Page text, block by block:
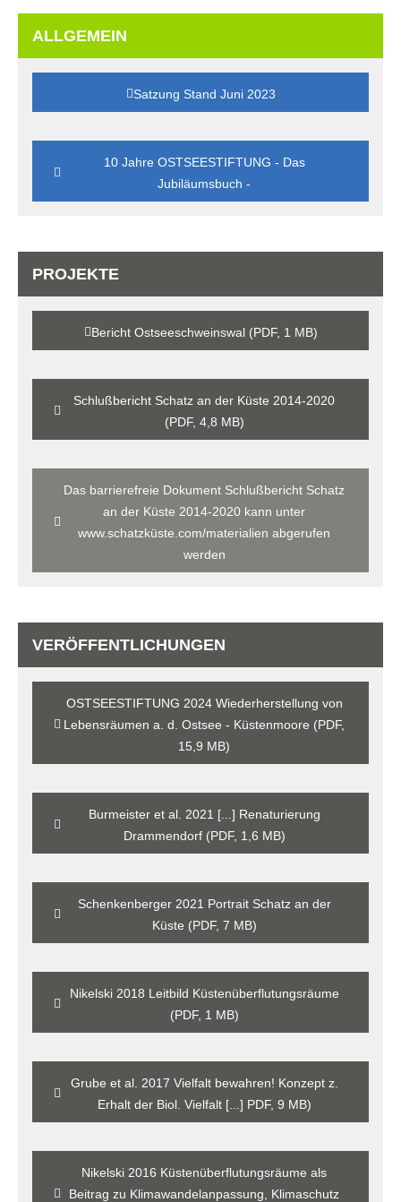
ALLGEMEIN
Satzung Stand Juni 2023
10 Jahre OSTSEESTIFTUNG - Das
Jubiläumsbuch -
PROJEKTE
Bericht Ostseeschweinswal (PDF, 1 MB)
Schlußbericht Schatz an der Küste 2014-2020
(PDF, 4,8 MB)
Das barrierefreie Dokument Schlußbericht Schatz
an der Küste 2014-2020 kann unter
www.schatzküste.com/materialien abgerufen
werden
VERÖFFENTLICHUNGEN
OSTSEESTIFTUNG 2024 Wiederherstellung von
Lebensräumen a. d. Ostsee - Küstenmoore (PDF,
15,9 MB)
Burmeister et al. 2021 [...] Renaturierung
Drammendorf (PDF, 1,6 MB)
Schenkenberger 2021 Portrait Schatz an der
Küste (PDF, 7 MB)
Nikelski 2018 Leitbild Küstenüberflutungsräume
(PDF, 1 MB)
Grube et al. 2017 Vielfalt bewahren! Konzept z.
Erhalt der Biol. Vielfalt [...] PDF, 9 MB)
Nikelski 2016 Küstenüberflutungsräume als
Beitrag zu Klimawandelanpassung, Klimaschutz